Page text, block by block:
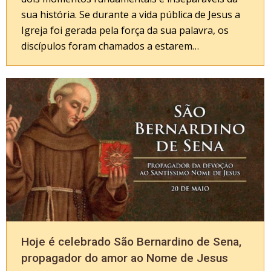
sua história. Se durante a vida pública de Jesus a
Igreja foi gerada pela força da sua palavra, os
discípulos foram chamados a estarem…
Hoje é celebrado São Bernardino de Sena,
propagador do amor ao Nome de Jesus